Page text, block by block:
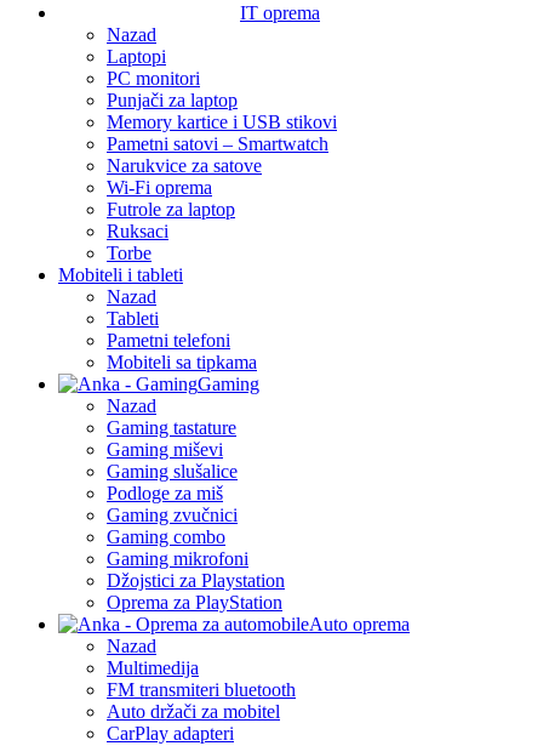
IT oprema
Nazad
Laptopi
PC monitori
Punjači za laptop
Memory kartice i USB stikovi
Pametni satovi – Smartwatch
Narukvice za satove
Wi-Fi oprema
Futrole za laptop
Ruksaci
Torbe
Mobiteli i tableti
Nazad
Tableti
Pametni telefoni
Mobiteli sa tipkama
Gaming
Nazad
Gaming tastature
Gaming miševi
Gaming slušalice
Podloge za miš
Gaming zvučnici
Gaming combo
Gaming mikrofoni
Džojstici za Playstation
Oprema za PlayStation
Auto oprema
Nazad
Multimedija
FM transmiteri bluetooth
Auto držači za mobitel
CarPlay adapteri